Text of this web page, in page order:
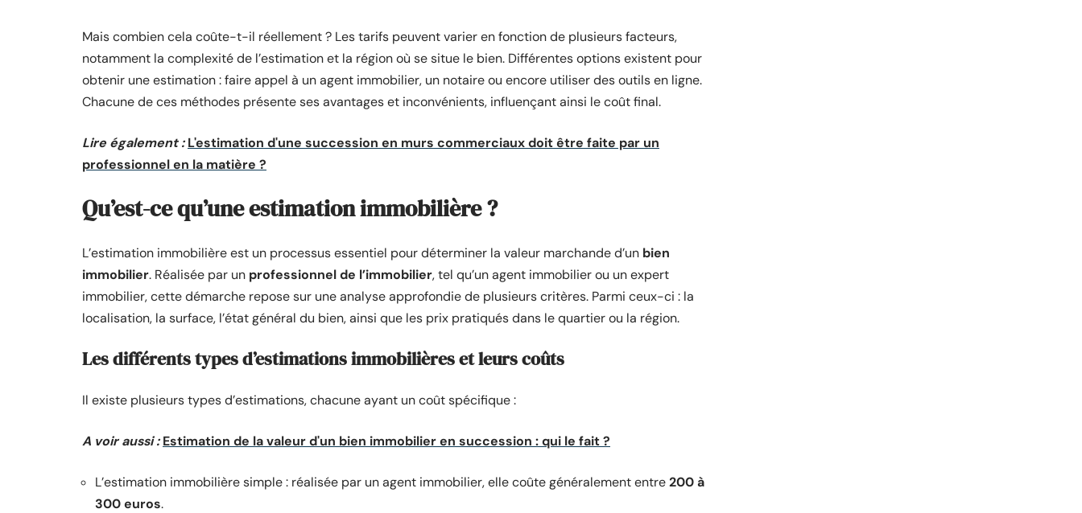
Mais combien cela coûte-t-il réellement ? Les tarifs peuvent varier en fonction de plusieurs facteurs,
notamment la complexité de l’estimation et la région où se situe le bien. Différentes options existent pour
obtenir une estimation : faire appel à un agent immobilier, un notaire ou encore utiliser des outils en ligne.
Chacune de ces méthodes présente ses avantages et inconvénients, influençant ainsi le coût final.
Lire également : L'estimation d'une succession en murs commerciaux doit être faite par un
professionnel en la matière ?
Qu’est-ce qu’une estimation immobilière ?
L’estimation immobilière est un processus essentiel pour déterminer la valeur marchande d’un bien
immobilier. Réalisée par un professionnel de l’immobilier, tel qu’un agent immobilier ou un expert
immobilier, cette démarche repose sur une analyse approfondie de plusieurs critères. Parmi ceux-ci : la
localisation, la surface, l’état général du bien, ainsi que les prix pratiqués dans le quartier ou la région.
Les différents types d’estimations immobilières et leurs coûts
Il existe plusieurs types d’estimations, chacune ayant un coût spécifique :
A voir aussi : Estimation de la valeur d'un bien immobilier en succession : qui le fait ?
L’estimation immobilière simple : réalisée par un agent immobilier, elle coûte généralement entre200 à
300 euros.